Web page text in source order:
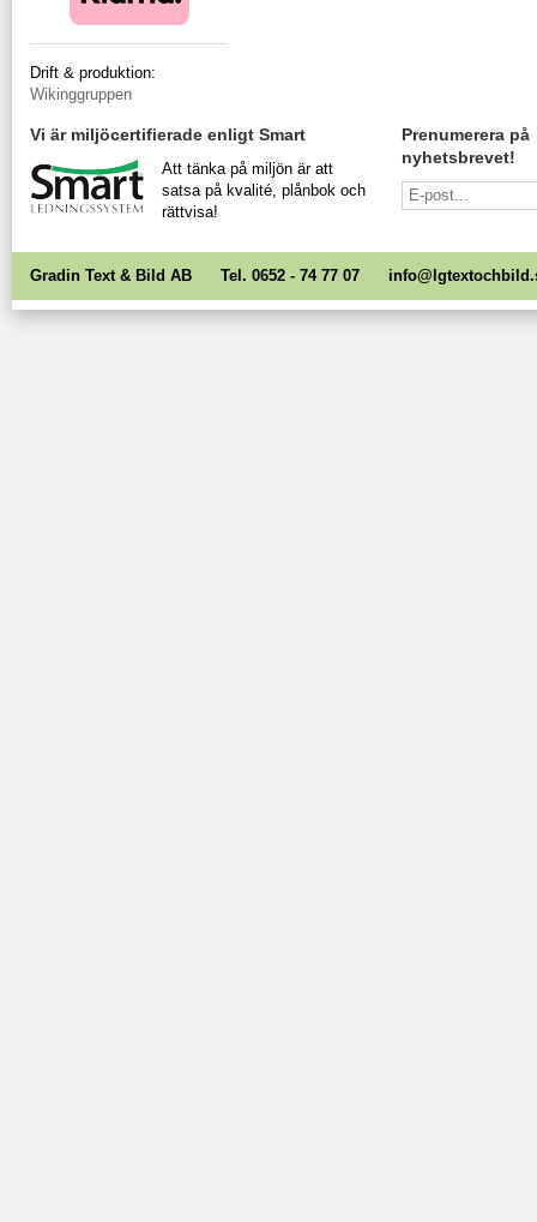
Drift & produktion:
Wikinggruppen
Gradin Text & Bild AB Tel. 0652 - 74 77 07
Vi är miljöcertifierade enligt Smart
Att tänka på miljön är att
satsa på kvalité, plånbok och
rättvisa!
Prenumerera på
nyhetsbrevet!